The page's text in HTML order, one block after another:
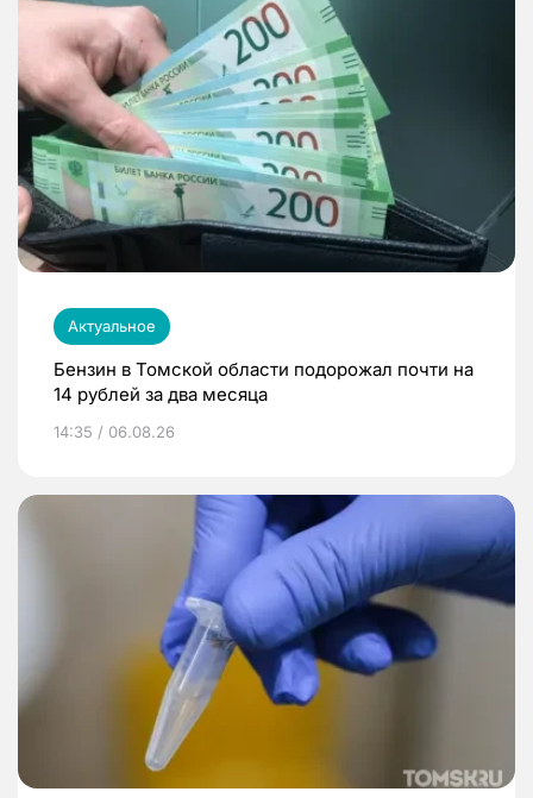
Актуальное
Бензин в Томской области подорожал почти на
14 рублей за два месяца
14:35 / 06.08.26